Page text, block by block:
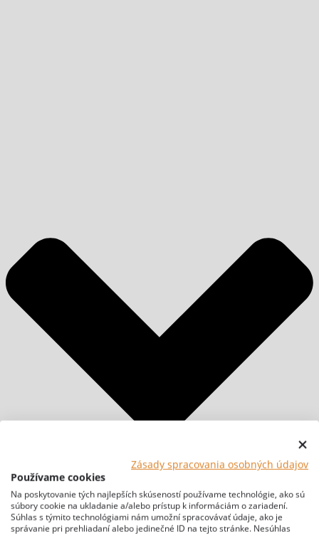
Zásady spracovania osobných údajov
Používame cookies
Na poskytovanie tých najlepších skúseností používame technológie, ako sú
súbory cookie na ukladanie a/alebo prístup k informáciám o zariadení.
Súhlas s týmito technológiami nám umožní spracovávať údaje, ako je
správanie pri prehliadaní alebo jedinečné ID na tejto stránke. Nesúhlas